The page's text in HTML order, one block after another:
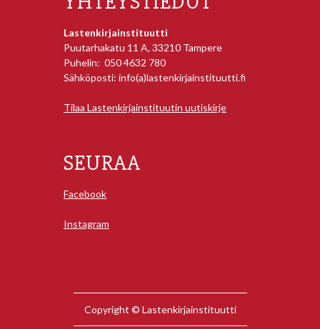
Lastenkirjainstituutti
Puutarhakatu 11 A, 33210 Tampere
Puhelin: 050 4632 780
Sähköposti: info(a)lastenkirjainstituutti.fi
Tilaa Lastenkirjainstituutin uutiskirje
SEURAA
Facebook
Instagram
Copyright © Lastenkirjainstituutti